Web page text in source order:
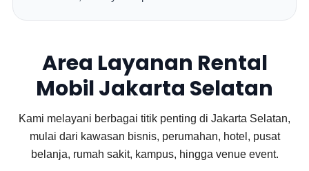
Area Layanan Rental
Mobil Jakarta Selatan
Kami melayani berbagai titik penting di Jakarta Selatan,
mulai dari kawasan bisnis, perumahan, hotel, pusat
belanja, rumah sakit, kampus, hingga venue event.